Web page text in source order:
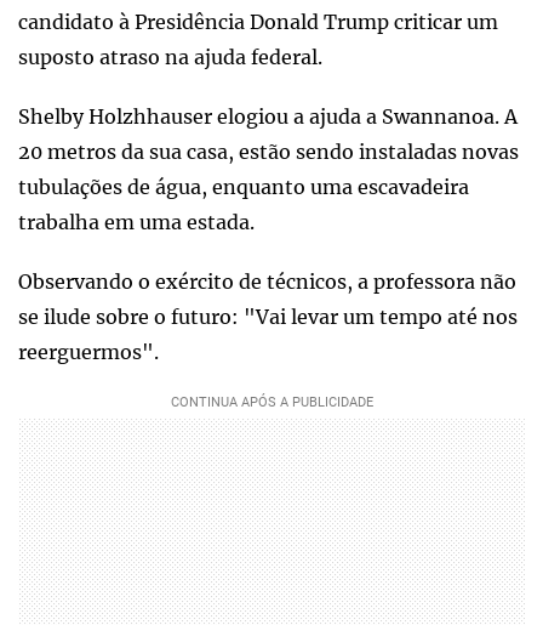
candidato à Presidência Donald Trump criticar um
suposto atraso na ajuda federal.
Shelby Holzhhauser elogiou a ajuda a Swannanoa. A
20 metros da sua casa, estão sendo instaladas novas
tubulações de água, enquanto uma escavadeira
trabalha em uma estada.
Observando o exército de técnicos, a professora não
se ilude sobre o futuro: "Vai levar um tempo até nos
reerguermos".